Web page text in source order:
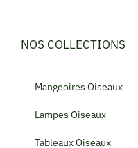
NOS COLLECTIONS
Mangeoires Oiseaux
Lampes Oiseaux
Tableaux Oiseaux